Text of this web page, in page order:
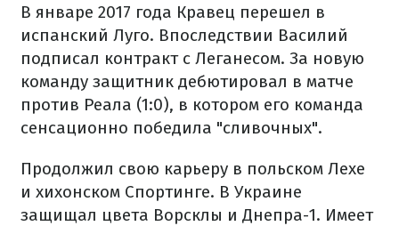
В январе 2017 года Кравец перешел в
испанский Луго. Впоследствии Василий
подписал контракт с Леганесом. За новую
команду защитник дебютировал в матче
против Реала (1:0), в котором его команда
сенсационно победила "сливочных".
Продолжил свою карьеру в польском Лехе
и хихонском Спортинге. В Украине
защищал цвета Ворсклы и Днепра-1. Имеет